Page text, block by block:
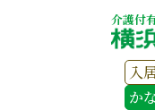
介護付
入
か